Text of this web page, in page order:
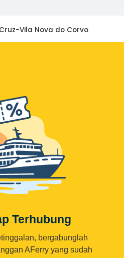
Vila Nova do Corvo
Terhubung
bergabunglah
AFerry yang sudah